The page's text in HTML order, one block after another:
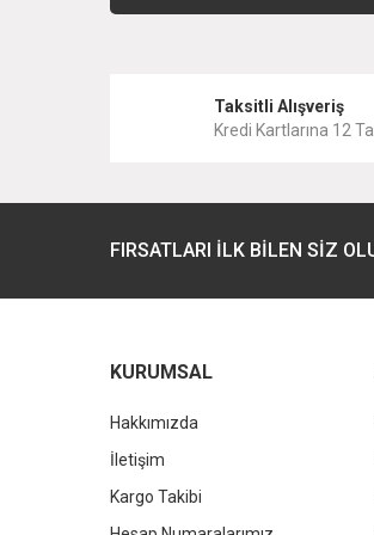
Ürün resmi kalitesiz, bozuk
Ürün bilgilerinde hatalar
Bu ürüne benzer farklı
KALE
836,89 TL
KALE
Kale
Taksitli Alışveriş
Kredi Kartlarına 12
FIRSATLARI İLK BİLEN SİZ
KURUMSAL
Hakkımızda
İletişim
Kargo Takibi